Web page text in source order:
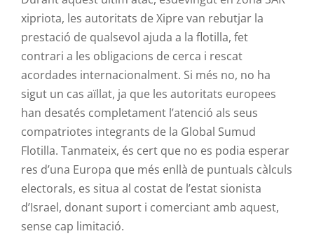
xipriota, les autoritats de Xipre van rebutjar la
prestació de qualsevol ajuda a la flotilla, fet
contrari a les obligacions de cerca i rescat
acordades internacionalment. Si més no, no ha
sigut un cas aïllat, ja que les autoritats europees
han desatés completament l’atenció als seus
compatriotes integrants de la Global Sumud
Flotilla. Tanmateix, és cert que no es podia esperar
res d’una Europa que més enllà de puntuals càlculs
electorals, es situa al costat de l’estat sionista
d’Israel, donant suport i comerciant amb aquest,
sense cap limitació.